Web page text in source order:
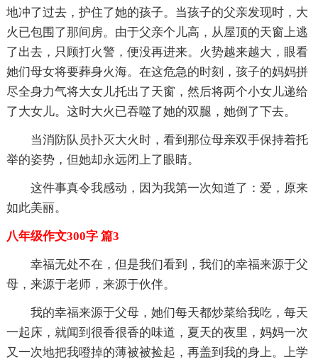
地冲了过去，护住了她的孩子。当孩子的父亲发现时，大
火已包围了那间房。由于父亲个儿高，从屋顶的天窗上逃
了出去，只顾打火警，便没再进来。火势越来越大，眼看
她们母女将要葬身火海。在这危急的时刻，孩子的妈妈拼
尽全身力气将大女儿托出了天窗，然后将两个小女儿递给
了大女儿。这时大火已吞噬了她的双腿，她倒了下去。
当消防队员扑灭大火时，看到那位母亲双手保持着托
举的姿势，但她却永远闭上了眼睛。
这件事真令我感动，因为我第一次知道了：爱，原来
如此美丽。
八年级作文300字 篇3
幸福无处不在，但是我们看到，我们的幸福来源于父
母，来源于老师，来源于伙伴。
我的幸福来源于父母，她们每天都炒菜给我吃，每天
一起床，就闻到很香很香的味道，夏天的夜里，妈妈一次
又一次地把我噔掉的薄被被捡起，再盖到我的身上。上学